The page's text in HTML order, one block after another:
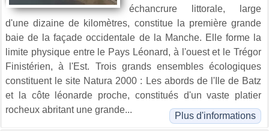
échancrure littorale, large
d'une dizaine de kilomètres, constitue la première grande
baie de la façade occidentale de la Manche. Elle forme la
limite physique entre le Pays Léonard, à l'ouest et le Trégor
Finistérien, à l'Est. Trois grands ensembles écologiques
constituent le site Natura 2000 : Les abords de l'Ile de Batz
et la côte léonarde proche, constitués d'un vaste platier
rocheux abritant une grande...
Plus d'informations